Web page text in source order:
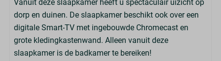
Vanuit deze slaapkamer heeft u spectaculair uizicht op
dorp en duinen. De slaapkamer beschikt ook over een
digitale Smart-TV met ingebouwde Chromecast en
grote kledingkastenwand. Alleen vanuit deze
slaapkamer is de badkamer te bereiken!